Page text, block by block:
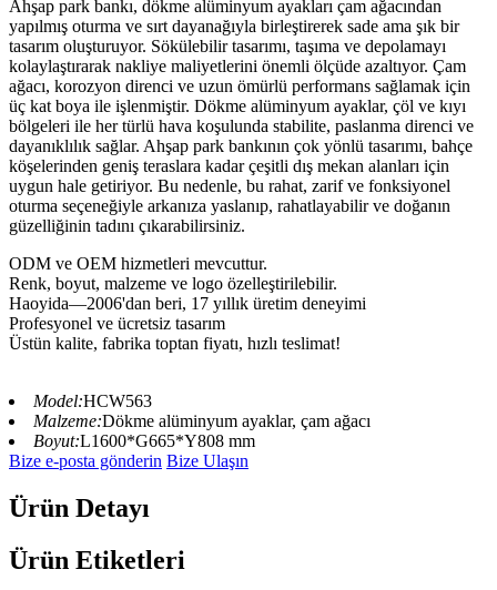
Ahşap park bankı, dökme alüminyum ayakları çam ağacından
yapılmış oturma ve sırt dayanağıyla birleştirerek sade ama şık bir
tasarım oluşturuyor. Sökülebilir tasarımı, taşıma ve depolamayı
kolaylaştırarak nakliye maliyetlerini önemli ölçüde azaltıyor. Çam
ağacı, korozyon direnci ve uzun ömürlü performans sağlamak için
üç kat boya ile işlenmiştir. Dökme alüminyum ayaklar, çöl ve kıyı
bölgeleri ile her türlü hava koşulunda stabilite, paslanma direnci ve
dayanıklılık sağlar. Ahşap park bankının çok yönlü tasarımı, bahçe
köşelerinden geniş teraslara kadar çeşitli dış mekan alanları için
uygun hale getiriyor. Bu nedenle, bu rahat, zarif ve fonksiyonel
oturma seçeneğiyle arkanıza yaslanıp, rahatlayabilir ve doğanın
güzelliğinin tadını çıkarabilirsiniz.
ODM ve OEM hizmetleri mevcuttur.
Renk, boyut, malzeme ve logo özelleştirilebilir.
Haoyida—2006'dan beri, 17 yıllık üretim deneyimi
Profesyonel ve ücretsiz tasarım
Üstün kalite, fabrika toptan fiyatı, hızlı teslimat!
Model:HCW563
Malzeme:Dökme alüminyum ayaklar, çam ağacı
Boyut:L1600*G665*Y808 mm
Bize e-posta gönderin Bize Ulaşın
Ürün Detayı
Ürün Etiketleri